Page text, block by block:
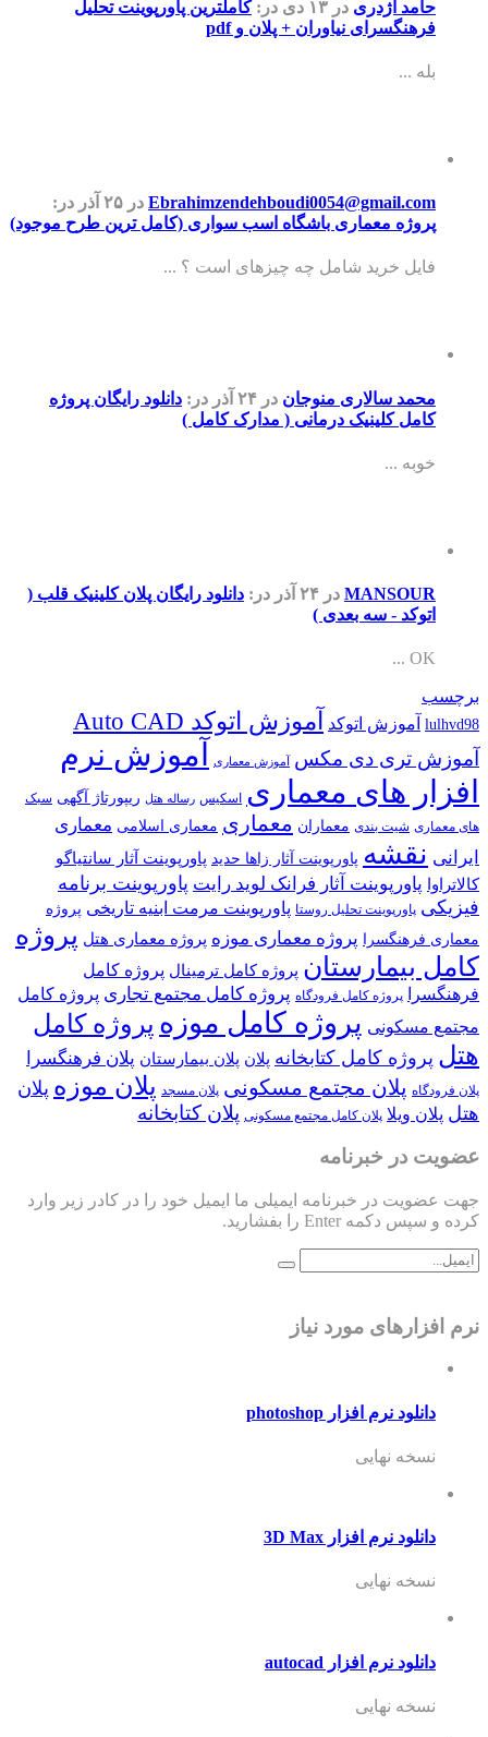
حامد اژدری در ۱۳ دی در:کاملترین پاورپوینت تحلیل
فرهنگسرای نیاوران + پلان و pdf
بله ...
Ebrahimzendehboudi0054@gmail.com در ۲۵ آذر
در:
پروژه معماری باشگاه اسب سواری (کامل ترین طرح موجود)
فایل خرید شامل چه چیزهای است ؟ ...
محمد سالاری منوجان در ۲۴ آذر در: دانلود رایگان پروژه
کامل کلینیک درمانی ( مدارک کامل )
خوبه ...
MANSOUR در ۲۴ آذر در: دانلود رایگان پلان کلینیک قلب (
اتوکد - سه بعدی )
OK ...
برچسب
lulhvd98 آموزش اتوکد آموزش اتوکد Auto CAD
آموزش تری دی مکس آموزش معماری
آموزش نرم
افزار های معماری اسکیس رساله هتل ریپورتاژ آگهی سبک
های معماری شیت بندی معماران معماری معماری اسلامی معماری
ایرانی نقشه پاورپوینت آثار زاها حدید پاورپوینت آثار سانتیاگو
کالاتراوا پاورپوینت آثار فرانک لوید رایت پاورپوینت برنامه
فیزیکی پاورپوینت تحلیل روستا پاورپوینت مرمت ابنیه تاریخی پروژه
معماری فرهنگسرا پروژه معماری موزه پروژه معماری هتل پروژه
کامل بیمارستان پروژه کامل ترمینال پروژه کامل
فرهنگسرا
پروژه کامل فرودگاه پروژه کامل مجتمع تجاری پروژه کامل
مجتمع مسکونی پروژه کامل موزه پروژه کامل
هتل پروژه کامل کتابخانه پلان پلان بیمارستان پلان فرهنگسرا
پلان فرودگاه پلان مجتمع مسکونی پلان مسجد پلان موزه پلان
هتل پلان ویلا پلان کامل مجتمع مسکونی پلان کتابخانه
عضویت در خبرنامه
جهت عضویت در خبرنامه ایمیلی ما ایمیل خود را در کادر زیر وارد
کرده و سپس دکمه Enter را بفشارید.
نرم افزارهای مورد نیاز
دانلود نرم افزار photoshop
نسخه نهایی
دانلود نرم افزار 3D Max
نسخه نهایی
دانلود نرم افزار autocad
نسخه نهایی